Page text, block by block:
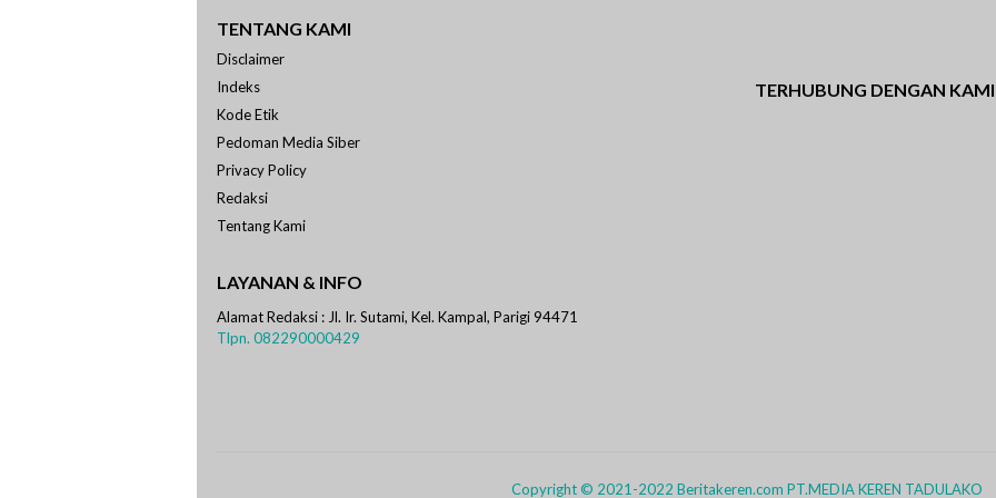
TENTANG KAMI
Disclaimer
Indeks
Kode Etik
Pedoman Media Siber
Privacy Policy
Redaksi
Tentang Kami
LAYANAN & INFO
Alamat Redaksi : Jl. Ir. Sutami, Kel. Kampal, Parigi 94471
Tlpn. 082290000429
TERHUBUNG DENGAN KAMI
Copyright © 2021-2022 Beritakeren.com PT.MEDIA KEREN TADULAKO